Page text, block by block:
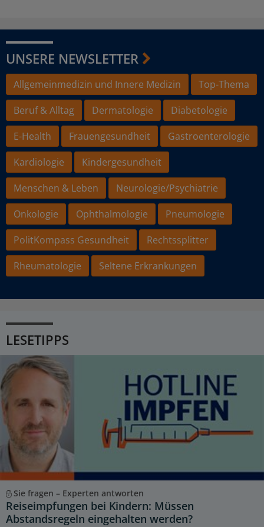
UNSERE NEWSLETTER
Allgemeinmedizin und Innere Medizin
Top-Thema
Beruf & Alltag
Dermatologie
Diabetologie
E-Health
Frauengesundheit
Gastroenterologie
Kardiologie
Kindergesundheit
Menschen & Leben
Neurologie/Psychiatrie
Onkologie
Ophthalmologie
Pneumologie
PolitKompass Gesundheit
Rechtssplitter
Rheumatologie
Seltene Erkrankungen
LESETIPPS
Sie fragen – Experten antworten
Reiseimpfungen bei Kindern: Müssen
Abstandsregeln eingehalten werden?